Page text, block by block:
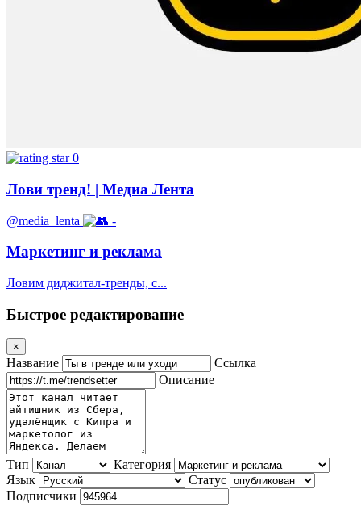
0
Лови тренд! | Медиа Лента
@media_lenta -
Маркетинг и реклама
Ловим диджитал-тренды, с...
Быстрое редактирование
×
Название
Ссылка
Описание
Тип
Категория
Язык
Статус
Подписчики